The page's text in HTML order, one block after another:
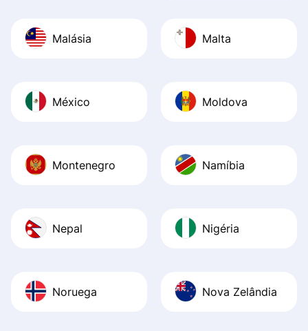
Malásia Malta
México Moldova
Montenegro Namíbia
Nepal Nigéria
Noruega Nova Zelândia